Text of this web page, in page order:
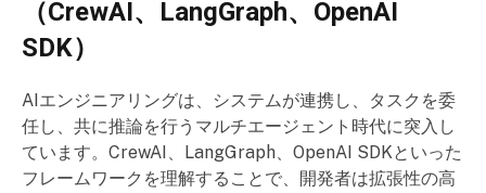
（CrewAI、LangGraph、OpenAI
SDK）
AIエンジニアリングは、システムが連携し、タスクを委
任し、共に推論を行うマルチエージェント時代に突入し
ています。CrewAI、LangGraph、OpenAI SDKといった
フレームワークを理解することで、開発者は拡張性の高